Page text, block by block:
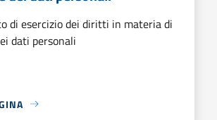
di esercizio dei diritti in materia di
dati personali